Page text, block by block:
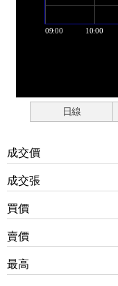
日線
成交價
成交張
買價
賣價
最高